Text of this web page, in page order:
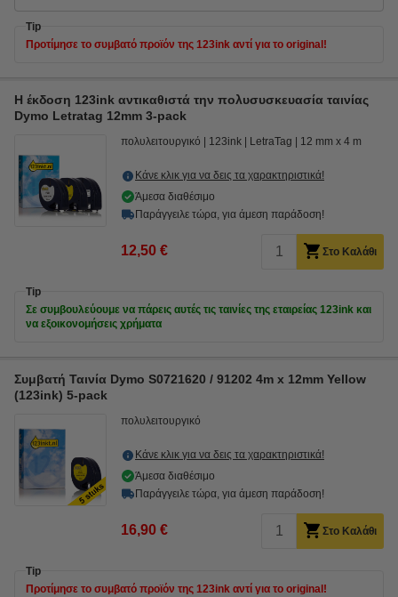
Tip
Προτίμησε το συμβατό προϊόν της 123ink αντί για το original!
Η έκδοση 123ink αντικαθιστά την πολυσυσκευασία ταινίας
Dymo Letratag 12mm 3-pack
πολυλειτουργικό 123ink LetraTag 12 mm x 4 m
Κάνε κλικ για να δεις τα χαρακτηριστικά!
Άμεσα διαθέσιμο
Παράγγειλε τώρα, για άμεση παράδοση!
12,50 € Στο Καλάθι
Tip
Σε συμβουλεύουμε να πάρεις αυτές τις ταινίες της εταιρείας 123ink και
να εξοικονομήσεις χρήματα
Συμβατή Ταινία Dymo S0721620 / 91202 4m x 12mm Yellow
(123ink) 5-pack
πολυλειτουργικό
Κάνε κλικ για να δεις τα χαρακτηριστικά!
Άμεσα διαθέσιμο
Παράγγειλε τώρα, για άμεση παράδοση!
16,90 € Στο Καλάθι
Tip
Προτίμησε το συμβατό προϊόν της 123ink αντί για το original!